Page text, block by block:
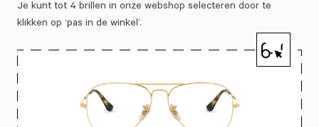
Je kunt tot 4 brillen in onze webshop selecteren door te
klikken op ‘pas in de winkel’.